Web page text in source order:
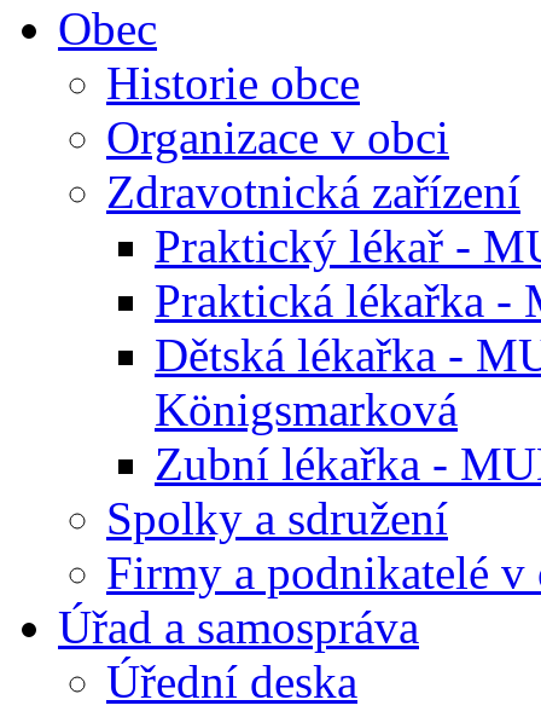
Obec
Historie obce
Organizace v obci
Zdravotnická zařízení
Praktický lékař -
Praktická lékařka -
Dětská lékařka -
Königsmarková
Zubní lékařka -
Spolky a sdružení
Firmy a podnikatelé v
Úřad a samospráva
Úřední deska